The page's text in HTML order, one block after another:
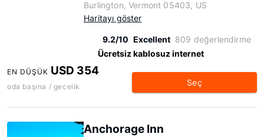
Burlington, Vermont 05403, US
Haritayı göster
9.2/10 Excellent 809 değerlendirme
Ücretsiz kablosuz internet
EN DÜŞÜK USD 354
oda başına / gecelik Seç
Anchorage Inn